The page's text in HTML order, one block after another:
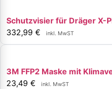
Schutzvisier für Dräger X-
332,99 € inkl. MwST
3M FFP2 Maske mit
23,49 € inkl. MwST